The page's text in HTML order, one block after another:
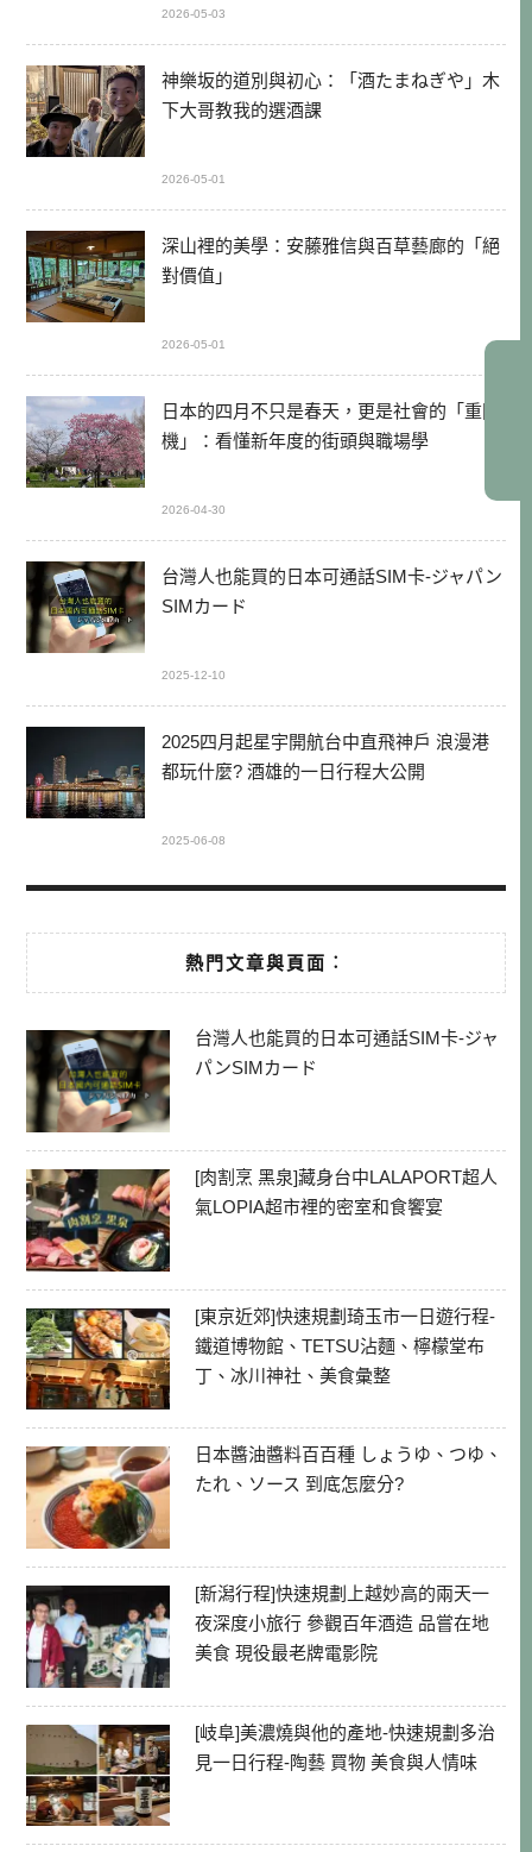
2026-05-03
神樂坂的道別與初心：「酒たまねぎや」木
下大哥教我的選酒課
2026-05-01
深山裡的美學：安藤雅信與百草藝廊的「絕
對價值」
2026-05-01
日本的四月不只是春天，更是社會的「重開
機」：看懂新年度的街頭與職場學
2026-04-30
台灣人也能買的日本可通話SIM卡-ジャパン
SIMカード
2025-12-10
2025四月起星宇開航台中直飛神戶 浪漫港
都玩什麼? 酒雄的一日行程大公開
2025-06-08
熱門文章與頁面︰
台灣人也能買的日本可通話SIM卡-ジャ
パンSIMカード
[肉割烹 黑泉]藏身台中LALAPORT超人
氣LOPIA超市裡的密室和食饗宴
[東京近郊]快速規劃琦玉市一日遊行程-
鐵道博物館、TETSU沾麵、檸檬堂布
丁、冰川神社、美食彙整
日本醬油醬料百百種 しょうゆ、つゆ、
たれ、ソース 到底怎麼分?
[新潟行程]快速規劃上越妙高的兩天一
夜深度小旅行 參觀百年酒造 品嘗在地
美食 現役最老牌電影院
[岐阜]美濃燒與他的產地-快速規劃多治
見一日行程-陶藝 買物 美食與人情味